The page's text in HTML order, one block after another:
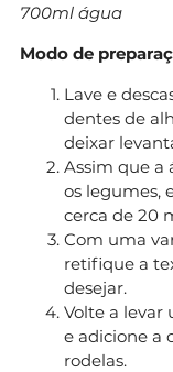
700ml água
Modo de
Lave e
dentes de
deixar
Assim que a
os legumes,
cerca de 20
Com uma
retifique a
desejar.
Volte a levar
e adicione a
rodelas.